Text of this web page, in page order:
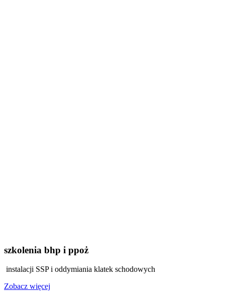
szkolenia bhp i ppoż
instalacji SSP i oddymiania klatek schodowych
Zobacz więcej